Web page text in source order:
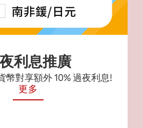
利息推廣
幣對享額外 10% 過夜利息!
更多